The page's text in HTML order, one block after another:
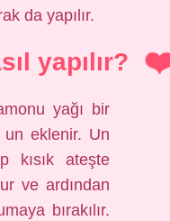
da yapılır.
yapılır?
yağı bir
eklenir. Un
kısık ateşte
ve ardından
bırakılır.